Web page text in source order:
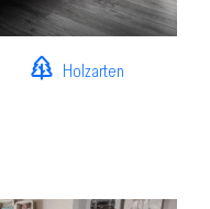
Holzarten